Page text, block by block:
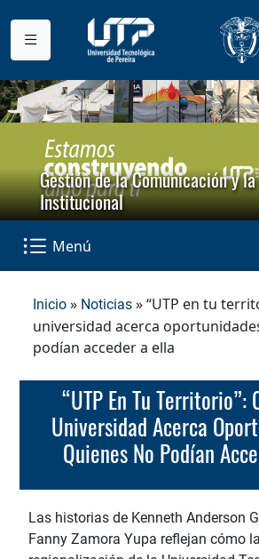
Gestión de la Comunicación y
Institucional
Menú
Inicio » Noticias » “UTP en tu
universidad acerca
podían acceder a ella
“UTP En Tu Territorio”: Cuando La
Universidad Acerca
Quienes No Podían
Las historias de Kenneth Anderson
Fanny Zamora Yupa reflejan cómo